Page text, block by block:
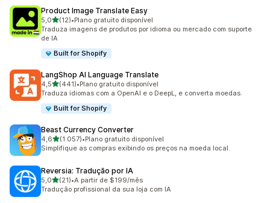
Product Image Translate Easy
5,0de 5 estrelas
(12)
12 avaliações ao todo
•Plano gratuito disponível
Traduza imagens de produtos por idioma ou mercado com suporte
de IA
Built for Shopify
LangShop AI Language Translate
4,5de 5 estrelas
(441)
441 avaliações ao todo
•Plano gratuito disponível
Traduza idiomas com a OpenAI e o DeepL, e converta moedas.
Built for Shopify
Beast Currency Converter
4,6de 5 estrelas
(1.057)
1057 avaliações ao todo
•Plano gratuito disponível
Simplifique as compras exibindo os preços na moeda local.
Reversia: Tradução por IA
5,0de 5 estrelas
(21)
21 avaliações ao todo
•A partir de $199/mês
Tradução profissional da sua loja com IA